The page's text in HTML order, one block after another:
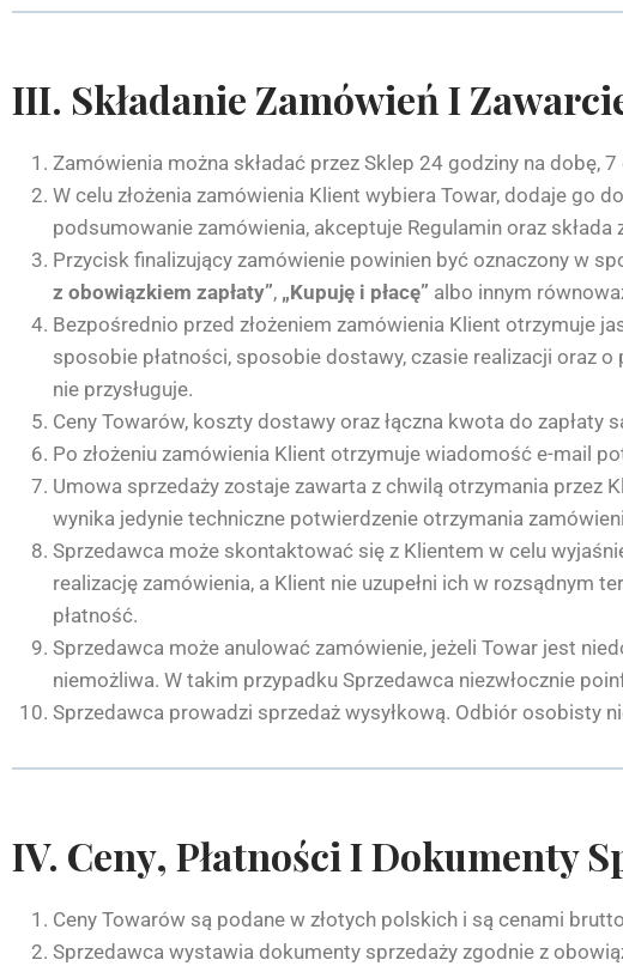
III. Składanie Zamówień I
Zamówienia można składać przez Sklep 24 godziny na dobę,
W celu złożenia zamówienia Klient wybiera Towar, dodaje go
podsumowanie zamówienia, akceptuje Regulamin oraz
Przycisk finalizujący zamówienie powinien być oznaczony w
z obowiązkiem zapłaty”, „Kupuję i płacę” albo innym
Bezpośrednio przed złożeniem zamówienia Klient otrzymuje
sposobie płatności, sposobie dostawy, czasie realizacji oraz
nie przysługuje.
Ceny Towarów, koszty dostawy oraz łączna kwota do zapłaty
Po złożeniu zamówienia Klient otrzymuje wiadomość e-mail
Umowa sprzedaży zostaje zawarta z chwilą otrzymania
wynika jedynie techniczne potwierdzenie otrzymania
Sprzedawca może skontaktować się z Klientem w celu
realizację zamówienia, a Klient nie uzupełni ich w rozsądnym
płatność.
Sprzedawca może anulować zamówienie, jeżeli Towar jest
niemożliwa. W takim przypadku Sprzedawca niezwłocznie
Sprzedawca prowadzi sprzedaż wysyłkową. Odbiór osobisty
IV. Ceny, Płatności I Dokumenty
Ceny Towarów są podane w złotych polskich i są cenami
Sprzedawca wystawia dokumenty sprzedaży zgodnie z